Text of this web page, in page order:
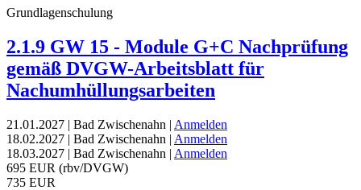
Grundlagenschulung
2.1.9 GW 15 - Module G+C Nachprüfung
gemäß DVGW-Arbeitsblatt für
Nachumhüllungsarbeiten
21.01.2027 | Bad Zwischenahn | Anmelden
18.02.2027 | Bad Zwischenahn | Anmelden
18.03.2027 | Bad Zwischenahn | Anmelden
695 EUR (rbv/DVGW)
735 EUR